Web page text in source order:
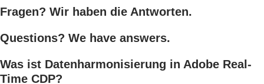
Fragen? Wir haben die Antworten.
Questions? We have answers.
Was ist Datenharmonisierung in Adobe Real-
Time CDP?